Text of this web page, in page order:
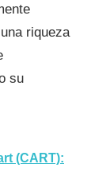
riqueza
su
(CART):